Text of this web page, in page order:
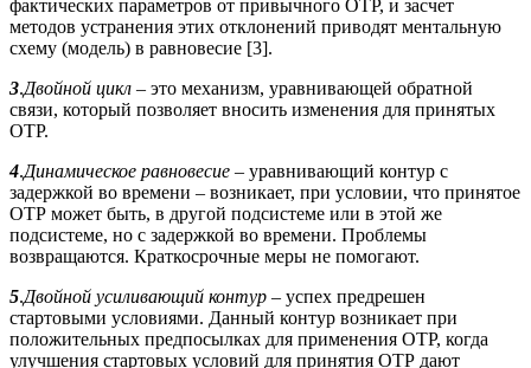
фактических параметров от привычного ОТР, и засчет
методов устранения этих отклонений приводят ментальную
схему (модель) в равновесие [3].
3.Двойной цикл – это механизм, уравнивающей обратной
связи, который позволяет вносить изменения для принятых
ОТР.
4.Динамическое равновесие – уравнивающий контур с
задержкой во времени – возникает, при условии, что принятое
ОТР может быть, в другой подсистеме или в этой же
подсистеме, но с задержкой во времени. Проблемы
возвращаются. Краткосрочные меры не помогают.
5.Двойной усиливающий контур – успех предрешен
стартовыми условиями. Данный контур возникает при
положительных предпосылках для применения ОТР, когда
улучшения стартовых условий для принятия ОТР дают